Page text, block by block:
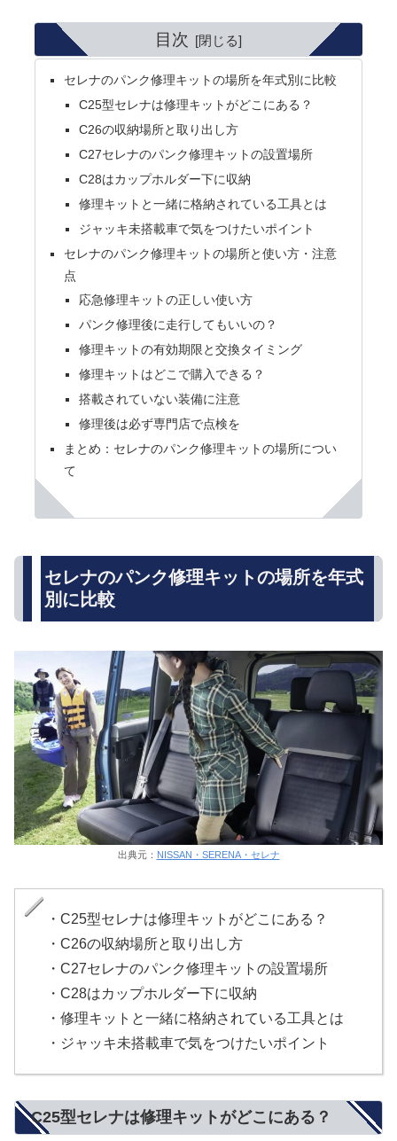
目次
セレナのパンク修理キットの場所を年式別に比較
C25型セレナは修理キットがどこにある？
C26の収納場所と取り出し方
C27セレナのパンク修理キットの設置場所
C28はカップホルダー下に収納
修理キットと一緒に格納されている工具とは
ジャッキ未搭載車で気をつけたいポイント
セレナのパンク修理キットの場所と使い方・注意
点
応急修理キットの正しい使い方
パンク修理後に走行してもいいの？
修理キットの有効期限と交換タイミング
修理キットはどこで購入できる？
搭載されていない装備に注意
修理後は必ず専門店で点検を
まとめ：セレナのパンク修理キットの場所につい
て
セレナのパンク修理キットの場所を年式
別に比較
出典元： NISSAN・SERENA・セレナ
・C25型セレナは修理キットがどこにある？
・C26の収納場所と取り出し方
・C27セレナのパンク修理キットの設置場所
・C28はカップホルダー下に収納
・修理キットと一緒に格納されている工具とは
・ジャッキ未搭載車で気をつけたいポイント
C25型セレナは修理キットがどこにある？